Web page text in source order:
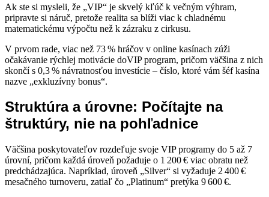
Ak ste si mysleli, že „VIP“ je skvelý kľúč k večným výhram,
pripravte si náruč, pretože realita sa blíži viac k chladnému
matematickému výpočtu než k zázraku z cirkusu.
V prvom rade, viac než 73 % hráčov v online kasínach zúži
očakávanie rýchlej motivácie doVIP program, pričom väčšina z nich
skončí s 0,3 % návratnosťou investície – číslo, ktoré vám šéf kasína
nazve „exkluzívny bonus“.
Struktúra a úrovne: Počítajte na
štruktúry, nie na pohľadnice
Väčšina poskytovateľov rozdeľuje svoje VIP programy do 5 až 7
úrovní, pričom každá úroveň požaduje o 1 200 € viac obratu než
predchádzajúca. Napríklad, úroveň „Silver“ si vyžaduje 2 400 €
mesačného turnoveru, zatiaľ čo „Platinum“ pretýka 9 600 €.